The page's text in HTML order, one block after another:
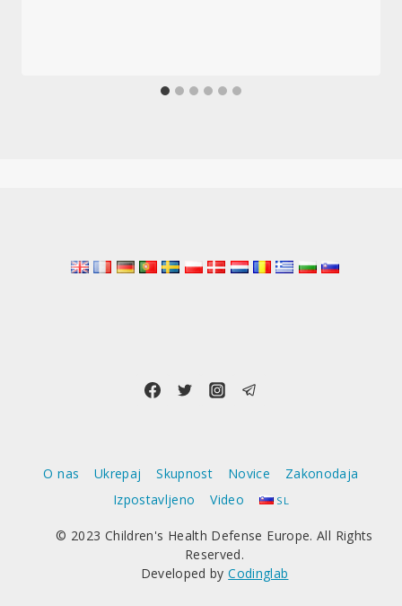
O nas Ukrepaj Skupnost Novice
Zakonodaja
Izpostavljeno
Video SL
© 2023 Children's Health Defense Europe. All Rights
Reserved.
Developed byCodinglab